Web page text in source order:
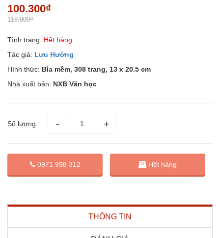
100.300₫
118.000₫
Tình trạng: Hết hàng
Tác giả: Lưu Hướng
Hình thức: Bìa mềm, 308 trang, 13 x 20.5 cm
Nhà xuất bản: NXB Văn học
Số lượng:
0971 998 312 Hết hàng
THÔNG TIN